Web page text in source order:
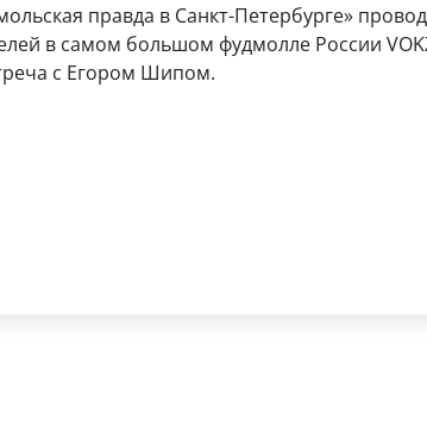
правда в Санкт-Петербурге»
в самом большом фудмолле России
с Егором Шипом.